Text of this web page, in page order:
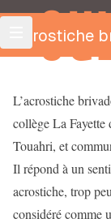
Acrostiche
L’acrostiche
collège La
Touahri, et
Il répond à un
acrostiche, trop
considéré comme